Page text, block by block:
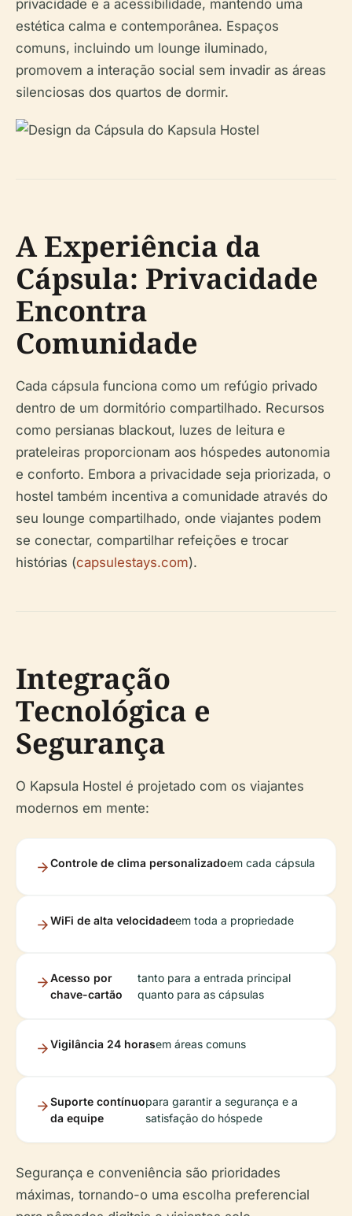
privacidade e a acessibilidade, mantendo uma
estética calma e contemporânea. Espaços
comuns, incluindo um lounge iluminado,
promovem a interação social sem invadir as áreas
silenciosas dos quartos de dormir.
A Experiência da
Cápsula: Privacidade
Encontra
Comunidade
Cada cápsula funciona como um refúgio privado
dentro de um dormitório compartilhado. Recursos
como persianas blackout, luzes de leitura e
prateleiras proporcionam aos hóspedes autonomia
e conforto. Embora a privacidade seja priorizada, o
hostel também incentiva a comunidade através do
seu lounge compartilhado, onde viajantes podem
se conectar, compartilhar refeições e trocar
histórias (capsulestays.com).
Integração
Tecnológica e
Segurança
O Kapsula Hostel é projetado com os viajantes
modernos em mente:
Controle de clima personalizadoem cada cápsula
WiFi de alta velocidadeem toda a propriedade
Acesso por
chave-cartão
tanto para a entrada principal
quanto para as cápsulas
Vigilância 24 horasem áreas comuns
Suporte contínuo
da equipe
para garantir a segurança e a
satisfação do hóspede
Segurança e conveniência são prioridades
máximas, tornando-o uma escolha preferencial